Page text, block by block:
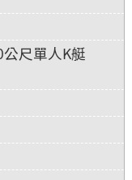
尺單人K艇